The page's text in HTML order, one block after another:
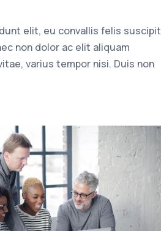
elit, eu convallis felis suscipit
non dolor ac elit aliquam
varius tempor nisi. Duis non